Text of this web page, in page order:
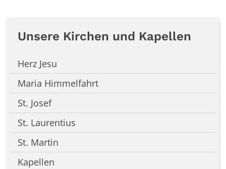
Unsere Kirchen und Kapellen
Herz Jesu
Maria Himmelfahrt
St. Josef
St. Laurentius
St. Martin
Kapellen